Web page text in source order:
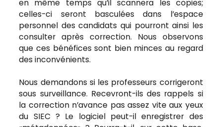
en même temps qu’il scannera les copies;
celles-ci seront basculées dans l’espace
personnel des candidats qui pourront ainsi les
consulter après correction. Nous observons
que ces bénéfices sont bien minces au regard
des inconvénients.
Nous demandons si les professeurs corrigeront
sous surveillance. Recevront-ils des rappels si
la correction n’avance pas assez vite aux yeux
du SIEC ? Le logiciel peut-il enregistrer des